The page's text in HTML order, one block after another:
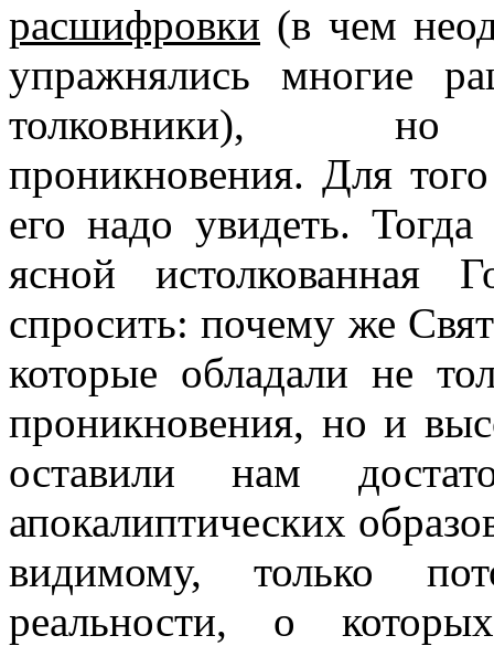
расшифровки (в чем
упражнялись многие
толковники), но
проникновения. Для
его надо увидеть.
ясной истолкованная
спросить: почему же
которые обладали не
проникновения, но и
оставили нам
апокалиптических
видимому, только
реальности, о